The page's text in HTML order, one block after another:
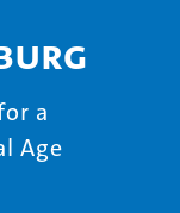
a
Age